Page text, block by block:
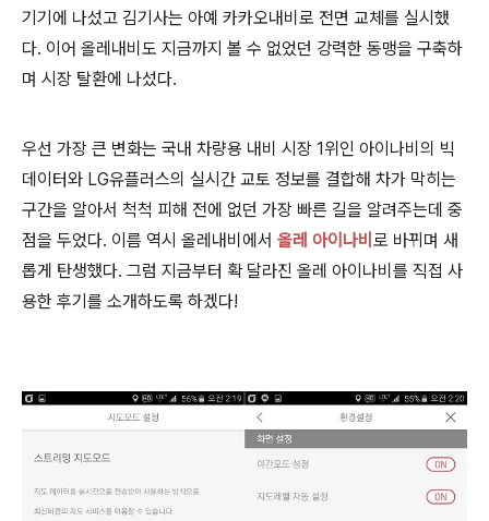
기기에 나섰고 김기사는 아예 카카오내비로 전면 교체를 실시했
다. 이어 올레내비도 지금까지 볼 수 없었던 강력한 동맹을 구축하
며 시장 탈환에 나섰다.
우선 가장 큰 변화는 국내 차량용 내비 시장 1위인 아이나비의 빅
데이터와 LG유플러스의 실시간 교토 정보를 결합해 차가 막히는
구간을 알아서 척척 피해 전에 없던 가장 빠른 길을 알려주는데 중
점을 두었다. 이름 역시 올레내비에서 올레 아이나비 로 바뀌며 새
롭게 탄생했다. 그럼 지금부터 확 달라진 올레 아이나비를 직접 사
용한 후기를 소개하도록 하겠다!